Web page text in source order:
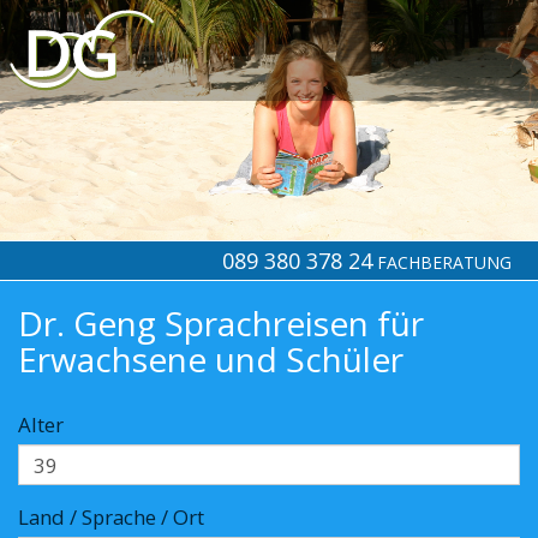
089 380 378 24 FACHBERATUNG
Dr. Geng Sprachreisen für
Erwachsene und Schüler
Alter
Land / Sprache / Ort